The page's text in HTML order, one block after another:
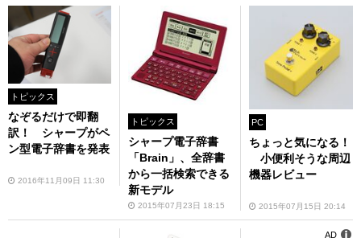
トピックス
なぞるだけで即翻
訳！ シャープがペ
ン型電子辞書を発表
2016年11月09日 11:30
トピックス
シャープ電子辞書
「Brain」、全辞書
から一括検索できる
新モデル
2015年07月23日 18:15
PC
ちょっと気になる！
小便利そうな周辺
機器レビュー
2015年07月15日 20:14
AD